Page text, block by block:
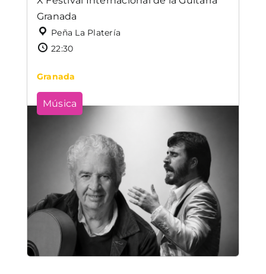
Granada
Peña La Platería
22:30
Granada
Música